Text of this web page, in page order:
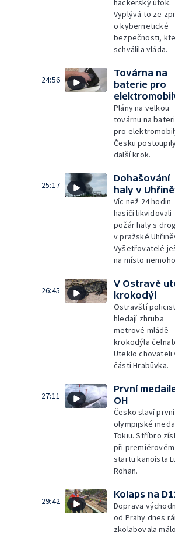
hackerský útok.
Vyplývá to ze
o kybernetické
bezpečnosti,
schválila vláda.
24:56
Továrna na
baterie pro
Plány na velkou
továrnu na
pro
Česku
další krok.
25:17
Dohašování
haly v
Víc než 24 hodin
hasiči likvidovali
požár haly s
v pražské
Vyšetřovatelé
na místo
26:45
V Ostravě
krokodýl
Ostravští
hledají zhruba
metrové mládě
krokodýla
Uteklo chovateli
části Hrabůvka.
27:11
První
OH
Česko slaví první
olympijské
Tokiu. Stříbro
při premiérovém
startu kanoista
Rohan.
29:42
Kolaps na
Doprava
od Prahy dnes
zkolabovala